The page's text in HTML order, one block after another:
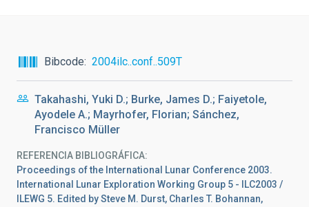
Bibcode 2004ilc..conf..509T
Takahashi, Yuki D.; Burke, James D.; Faiyetole,
Ayodele A.; Mayrhofer, Florian; Sánchez,
Francisco Müller
REFERENCIA BIBLIOGRÁFICA
Proceedings of the International Lunar Conference 2003.
International Lunar Exploration Working Group 5 - ILC2003 /
ILEWG 5. Edited by Steve M. Durst, Charles T. Bohannan,